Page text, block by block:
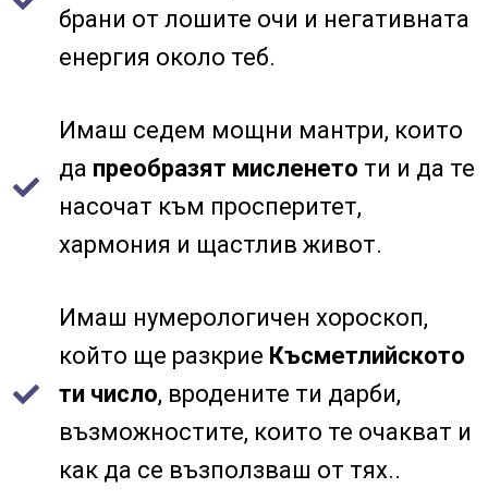
брани от лошите очи и негативната
енергия около теб.
Имаш седем мощни мантри, които
да преобразят мисленето ти и да те
насочат към просперитет,
хармония и щастлив живот.
Имаш нумерологичен хороскоп,
който ще разкрие Късметлийското
ти число, вродените ти дарби,
възможностите, които те очакват и
как да се възползваш от тях..